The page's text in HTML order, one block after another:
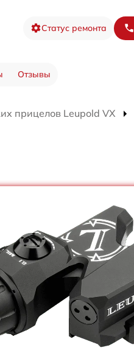
Статус ремонта
Отзывы
прицелов Leupold VX